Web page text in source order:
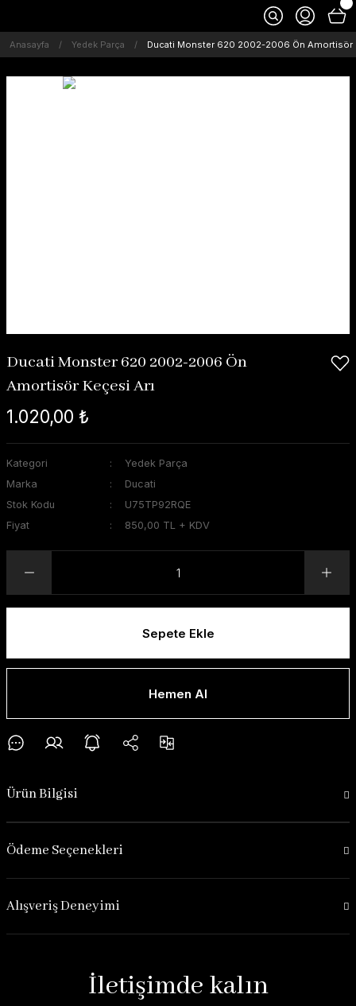
Anasayfa Yedek Parça Ducati Monster 620 2002-2006 Ön Amortisör
Ducati Monster 620 2002-2006 Ön
Amortisör Keçesi Arı
1.020,00 ₺
Kategori
Yedek Parça
Marka
Ducati
Stok Kodu
U75TP92RQE
Fiyat
850,00 TL + KDV
Sepete Ekle
Hemen Al
Ürün Bilgisi
Ödeme Seçenekleri
Alışveriş Deneyimi
İletişimde kalın